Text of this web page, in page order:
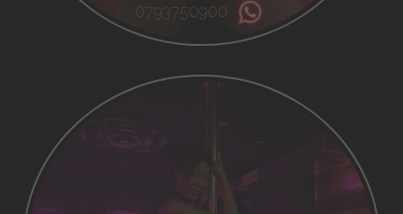
0793750900